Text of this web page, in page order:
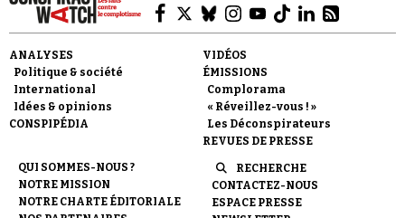
ANALYSES
Politique & société
International
Idées & opinions
CONSPIPÉDIA
VIDÉOS
ÉMISSIONS
Complorama
« Réveillez-vous ! »
Les Déconspirateurs
REVUES DE PRESSE
QUI SOMMES-NOUS ?
NOTRE MISSION
NOTRE CHARTE ÉDITORIALE
RECHERCHE
CONTACTEZ-NOUS
ESPACE PRESSE